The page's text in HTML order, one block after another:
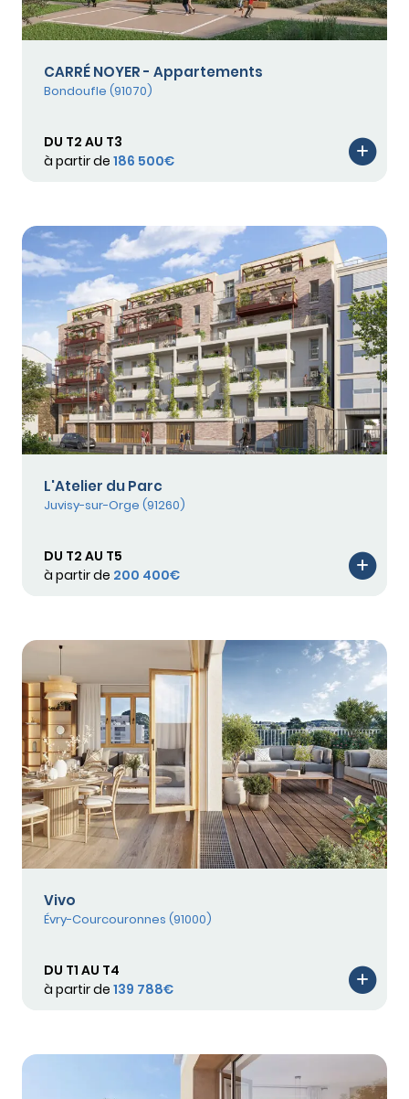
CARRÉ NOYER - Appartements
Bondoufle (91070)
DU T2 AU T3
à partir de 186 500€
L'Atelier du Parc
Juvisy-sur-Orge (91260)
DU T2 AU T5
à partir de 200 400€
Vivo
Évry-Courcouronnes (91000)
DU T1 AU T4
à partir de 139 788€